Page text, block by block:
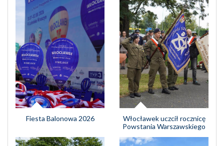
Fiesta Balonowa 2026
Włocławek uczcił rocznicę
Powstania Warszawskiego